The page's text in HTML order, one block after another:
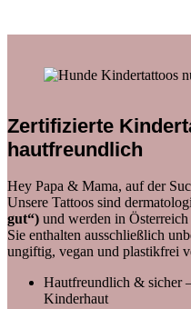
Zertifizierte
hautfreundlich
Hey Papa & Mama, auf der
Unsere Tattoos sind
gut“) und werden in Österreich
Sie enthalten ausschließlich
ungiftig, vegan und plastikfrei
Hautfreundlich & sicher
Kinderhaut